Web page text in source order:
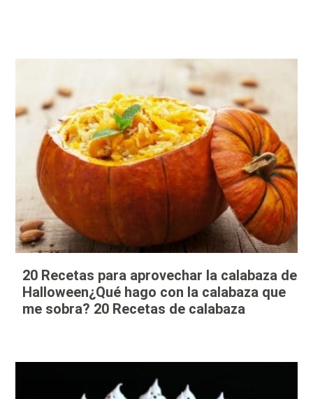
20 Recetas para aprovechar la calabaza de
Halloween¿Qué hago con la calabaza que
me sobra? 20 Recetas de calabaza